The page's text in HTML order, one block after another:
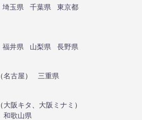
埼玉県 千葉県
東京都
福井県 山梨県
長野県
（名古屋）
三重県
（大阪キタ 大阪ミナミ ）
和歌山県